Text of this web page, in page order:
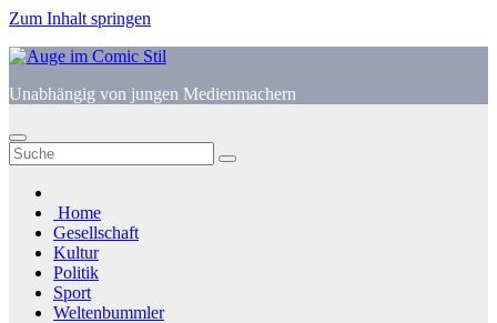
Zum Inhalt springen
Unabhängig von jungen Medienmachern
Home
Gesellschaft
Kultur
Politik
Sport
Weltenbummler